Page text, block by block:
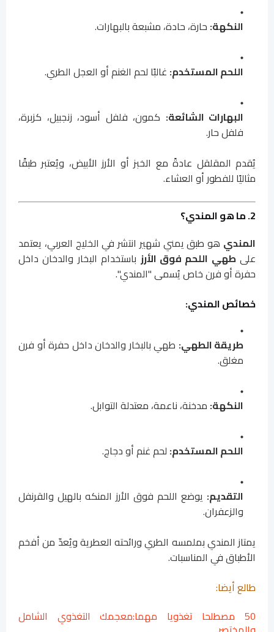
النكهة: حارة، حادة، مشبعة بالبهارات.
اللحم المستخدم: غالبًا لحم الغنم أو العجل الطري.
البهارات الشائعة: كمون، فلفل أسود، زنجبيل، كزبرة،
فلفل حار.
يُقدم المقلقل عادةً مع الخبز أو الأرز الأبيض، ويُعتبر طبقًا
مثاليًا للفطور أو العشاء.
2. ما هو المندي؟
المندي هو طبق يمني شهير انتشر في الخليج العربي، يعتمد
علىطهي اللحم فوق الأرز باستخدام البخار والدخان داخل
حفرة أو فرن خاص يُسمى "المندي".
خصائص المندي:
طريقة الطهي: طهي بالبخار والدخان داخل حفرة أو فرن
مغلق.
النكهة: مدخنة، ناعمة، معتدلة التوابل.
اللحم المستخدم: لحم غنم أو دجاج.
التقديم: يوضع اللحم فوق الأرز المنكه بالهيل والقرنفل
والزعفران.
يمتاز المندي بملمسه الطري ورائحته العطرية ويُعدّ من أفخم
الأطباق في المناسبات.
طالع أيضا:
50 مصطلحا تغذويا مهما:معجمك التغذوي الشامل